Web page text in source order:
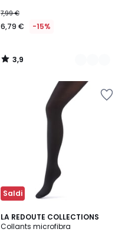
7,99 €
6,79 € -15%
3,9
/
Saldi
LA REDOUTE COLLECTIONS
Collants microfibra
4,5
/ 5